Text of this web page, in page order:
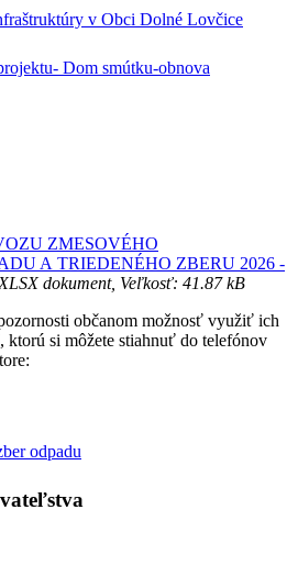
ZMESOVÉHO
A TRIEDENÉHO ZBERU 2026 -
dokument, Veľkosť: 41.87 kB
občanom možnosť využiť ich
si môžete stiahnuť do telefónov